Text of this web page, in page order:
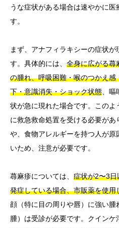
うな症状がある場合は速やかに
す。
まず、アナフィラキシーの症状
す。具体的には、 全身に広がる蕁
の腫れ、呼吸困難・喉のつかえ
下・意識消失・ショック状態 、
状が急に現れた場合です。この
に救急救命処置を受ける必要が
や、食物アレルギーを持つ人が
いため、注意が必要です。
蕁麻疹については、 症状が2〜3
発症している場合、市販薬を使
顔（特に目の周りや唇）に強い
腫）は受診が必要です。クインケ